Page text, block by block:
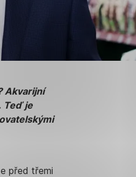
Akvarijní
Teď je
před třemi